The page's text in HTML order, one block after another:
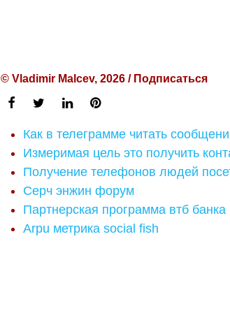
© Vladimir Malcev, 2026 / Подписаться
Как в телеграмме читать
Измеримая цель это получить
Получение телефонов людей
Серч энжин форум
Партнерская программа втб банка
Arpu метрика social fish